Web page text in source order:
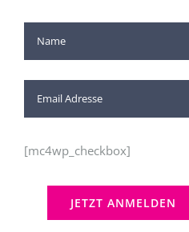
[mc4wp_checkbox]